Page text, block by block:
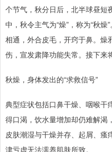
个节气，秋分日后，北半球昼短
中，秋令主气为“燥”，称为“秋燥
相通，外合皮毛，开窍于鼻。燥
伤，宣发肃降功能失常。接下来
秋燥，身体发出的“求救信号”
典型症状包括口鼻干燥、咽喉干
得口渴，饮水量增加却仍难解渴
皮肤潮湿与干燥并存、起屑、瘙
津亏虚无法濡养肌肤所致。